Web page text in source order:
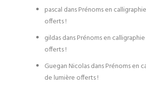
pascal dansPrénoms en
offerts !
gildasdansPrénoms en
offerts !
Guegan NicolasdansPrénoms en
de lumière offerts !